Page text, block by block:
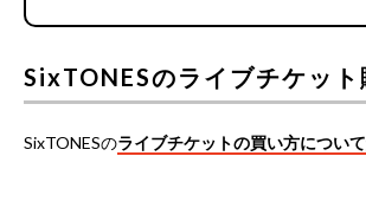
SixTONESのライブチケット
SixTONESのライブチケットの買い方につい